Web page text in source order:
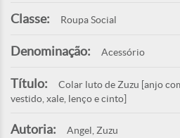
Classe: Roupa Social
Denominação: Acessório
Título:
Colar luto de Zuzu [anjo
vestido, xale, lenço e cinto]
Autoria: Angel, Zuzu